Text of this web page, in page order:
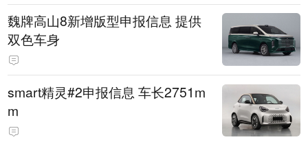
魏牌高山8新增版型申报信息 提供
双色车身
smart精灵#2申报信息 车长2751m
m